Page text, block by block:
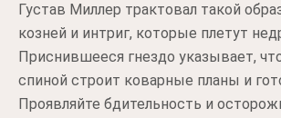
Густав Миллер трактовал такой
козней и интриг, которые плетут
Приснившееся гнездо указывает,
спиной строит коварные планы и
Проявляйте бдительность и